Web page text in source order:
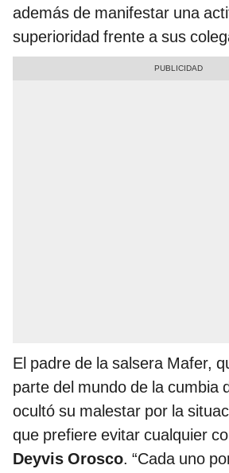
además de manifestar una
superioridad frente a sus
El padre de la salsera Mafer,
parte del mundo de la cumbia
ocultó su malestar por la
que prefiere evitar cualquier
Deyvis Orosco. “Cada uno